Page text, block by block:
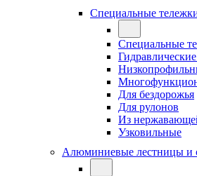
Специальные
Специальные
Для бездорожья
Для рулонов
Из
Узковильные
Алюминиевые лестницы и